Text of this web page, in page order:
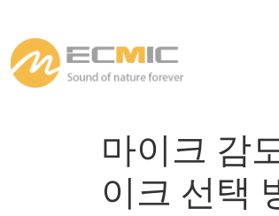
마이크 감
이크 선택